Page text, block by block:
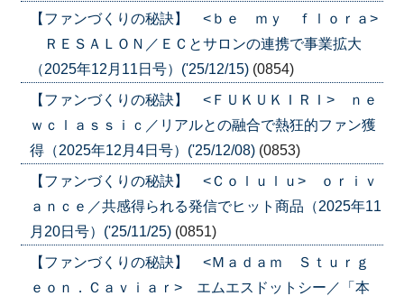
【ファンづくりの秘訣】 <ｂｅ ｍｙ ｆｌｏｒａ>
ＲＥＳＡＬＯＮ／ＥＣとサロンの連携で事業拡大
（2025年12月11日号）('25/12/15) (0854)
【ファンづくりの秘訣】 <ＦＵＫＵＫＩＲＩ> ｎｅ
ｗｃｌａｓｓｉｃ／リアルとの融合で熱狂的ファン獲
得（2025年12月4日号）('25/12/08) (0853)
【ファンづくりの秘訣】 <Ｃｏｌｕｌｕ> ｏｒｉｖ
ａｎｃｅ／共感得られる発信でヒット商品（2025年11
月20日号）('25/11/25) (0851)
【ファンづくりの秘訣】 <Ｍａｄａｍ Ｓｔｕｒｇ
ｅｏｎ．Ｃａｖｉａｒ> エムエスドットシー／「本